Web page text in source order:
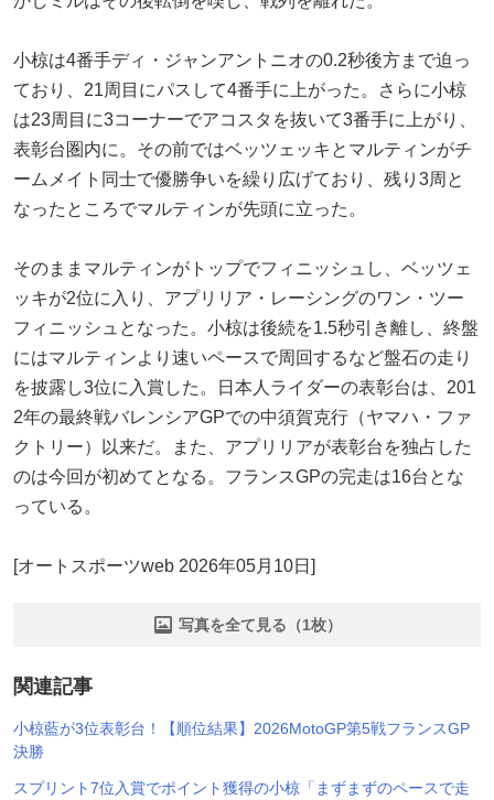
小椋は4番手ディ・ジャンアントニオの0.2秒後方まで迫っ
ており、21周目にパスして4番手に上がった。さらに小椋
は23周目に3コーナーでアコスタを抜いて3番手に上がり、
表彰台圏内に。その前ではベッツェッキとマルティンがチ
ームメイト同士で優勝争いを繰り広げており、残り3周と
なったところでマルティンが先頭に立った。
そのままマルティンがトップでフィニッシュし、ベッツェ
ッキが2位に入り、アプリリア・レーシングのワン・ツー
フィニッシュとなった。小椋は後続を1.5秒引き離し、終盤
にはマルティンより速いペースで周回するなど盤石の走り
を披露し3位に入賞した。日本人ライダーの表彰台は、201
2年の最終戦バレンシアGPでの中須賀克行（ヤマハ・ファ
クトリー）以来だ。また、アプリリアが表彰台を独占した
のは今回が初めてとなる。フランスGPの完走は16台とな
っている。
[オートスポーツweb 2026年05月10日]
写真を全て見る（1枚）
関連記事
小椋藍が3位表彰台！【順位結果】2026MotoGP第5戦フランスGP
決勝
スプリント7位入賞でポイント獲得の小椋「まずまずのペースで走